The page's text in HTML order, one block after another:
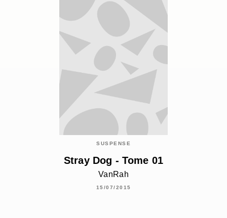
SUSPENSE
Stray Dog - Tome 01
VanRah
15/07/2015